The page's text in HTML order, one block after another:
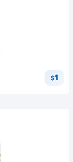
$1